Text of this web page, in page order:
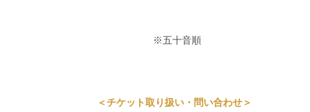
※五十音順
＜チケット取り扱い・問い合わせ＞